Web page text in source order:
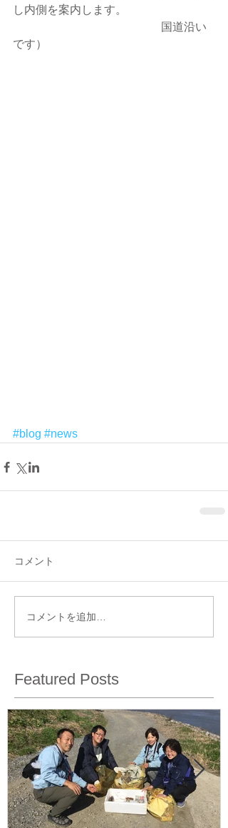
し内側を案内します。
国道沿い
です）
#blog #news
コメント
コメントを追加…
Featured Posts